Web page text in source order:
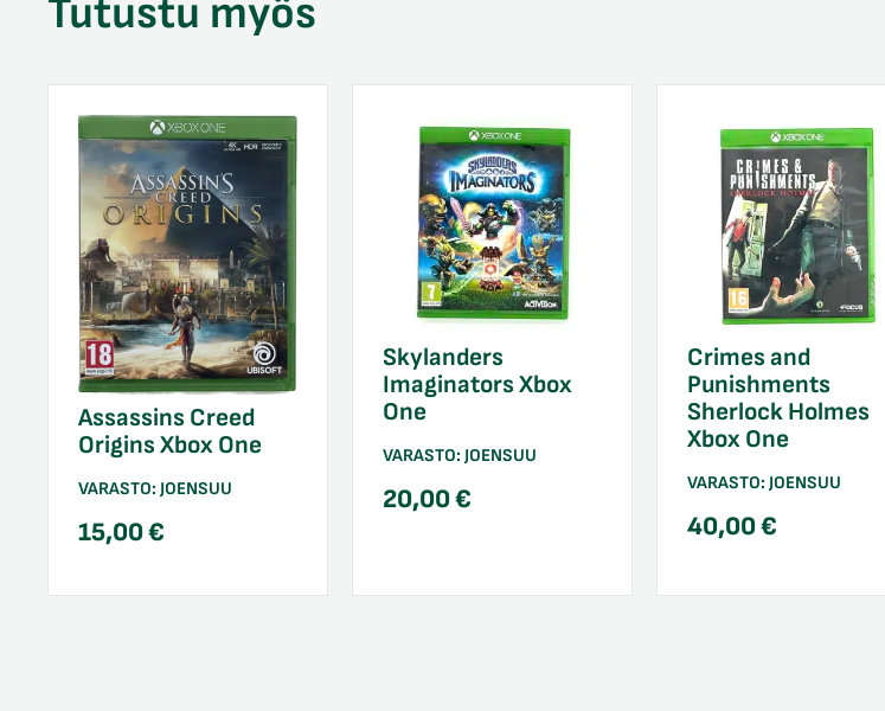
Tutustu myös
Assassins Creed
Origins Xbox One
VARASTO: JOENSUU
15,00€
Skylanders
Imaginators Xbox
One
VARASTO: JOENSUU
20,00€
Crimes and
Punishments
Sherlock Holmes
Xbox One
VARASTO: JOENSUU
40,00€